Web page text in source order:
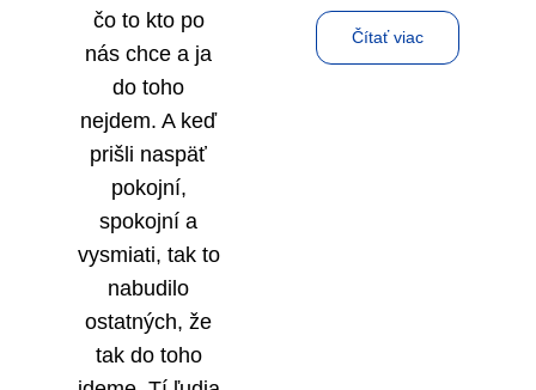
čo to kto po
nás chce a ja
do toho
nejdem. A keď
prišli naspäť
pokojní,
spokojní a
vysmiati, tak to
nabudilo
ostatných, že
tak do toho
Čítať viac